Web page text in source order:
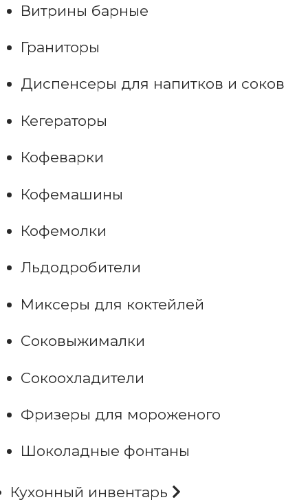
Витрины барные
Граниторы
Диспенсеры для напитков и соков
Кегераторы
Кофеварки
Кофемашины
Кофемолки
Льдодробители
Миксеры для коктейлей
Соковыжималки
Сокоохладители
Фризеры для мороженого
Шоколадные фонтаны
Кухонный инвентарь